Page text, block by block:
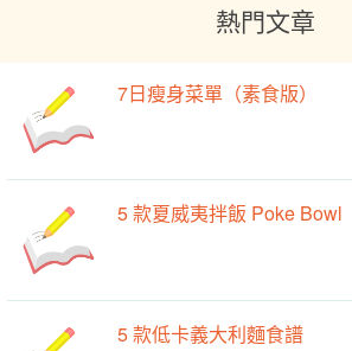
熱門文章
7日瘦身菜單（素食版）
5 款夏威夷拌飯 Poke Bowl
5 款低卡義大利麵食譜